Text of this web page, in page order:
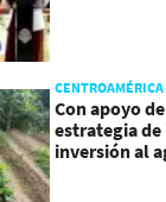
Con apoyo
estrategia
inversión al